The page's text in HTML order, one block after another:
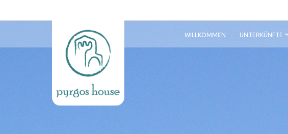
WILLKOMMEN UNTERKÜNFTE